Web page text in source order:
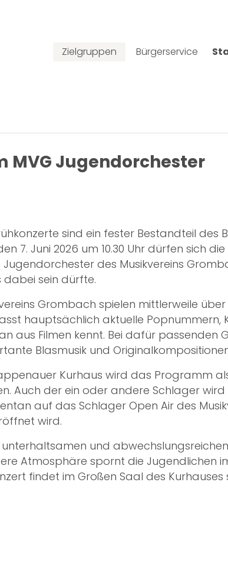
Zielgruppen Bürgerservice
MVG Jugendorchester
sind ein fester Bestandteil des
7. Juni 2026 um 10.30 Uhr dürfen sich
des Musikvereins
sein dürfte.
Grombach spielen mittlerweile über
hauptsächlich aktuelle Popnummern,
aus Filmen kennt. Bei dafür passenden
Blasmusik und
Kurhaus wird das Programm
Auch der ein oder andere Schlager wird
auf das Schlager Open Air des
wird.
unterhaltsamen und
Atmosphäre spornt die Jugendlichen
findet im Großen Saal des Kurhauses